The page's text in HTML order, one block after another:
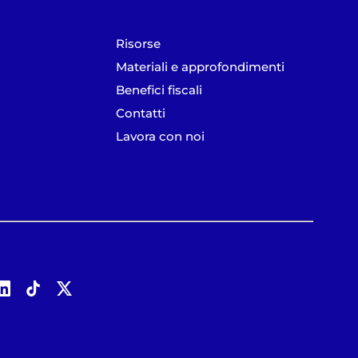
Risorse
Materiali e approfondimenti
Benefici fiscali
Contatti
Lavora con noi